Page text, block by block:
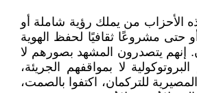
الأحزاب من يملك رؤية شاملة أو
حتى مشروعًا ثقافيًا لحفظ الهوية
إنهم يتصدرون المشهد بصورهم لا
البروتوكولية لا بمواقفهم الجريئة،
للتركمان، اكتفوا بالصمت،